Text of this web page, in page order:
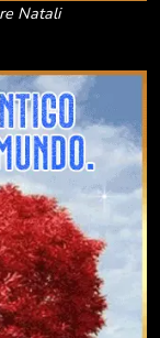
Natali